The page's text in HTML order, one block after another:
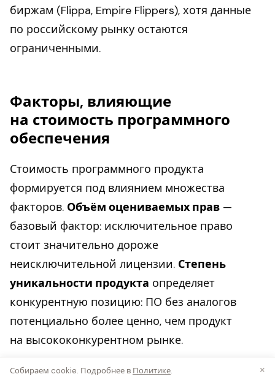
биржам (Flippa, Empire Flippers), хотя данные
по российскому рынку остаются
ограниченными.
Факторы, влияющие
на стоимость программного
обеспечения
Стоимость программного продукта
формируется под влиянием множества
факторов. Объём оцениваемых прав —
базовый фактор: исключительное право
стоит значительно дороже
неисключительной лицензии. Степень
уникальности продукта определяет
конкурентную позицию: ПО без аналогов
потенциально более ценно, чем продукт
на высококонкурентном рынке.
Наличие правоустанавливающих
×
Собираем cookie. Подробнее в Политике.